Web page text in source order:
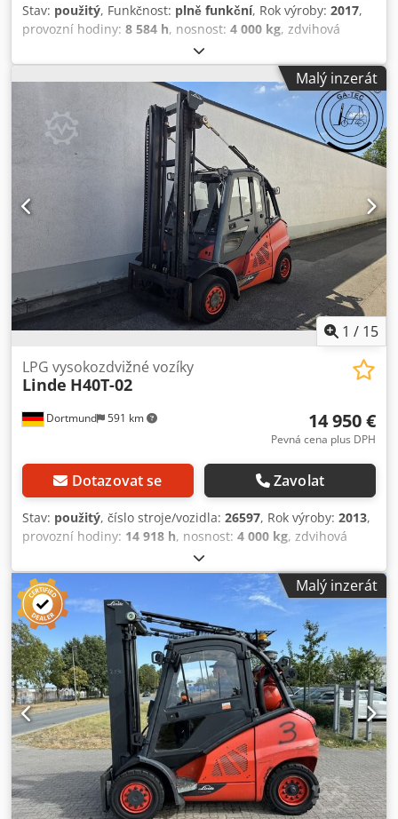
Stav: použitý, Funkčnost: plně funkční, Rok výroby: 2017,
provozní hodiny: 8 584 h, nosnost: 4 000 kg, zdvihová
, volný zdvih:150 mm
typ stožáru:simplex, stavební výška:2 600 mm, typ
pohonu:Treibgas, vysokozdvižný vozík na LPG Těžiště
nákladu: 500 Typ stožáru: Standardní Technický stav:
dobrý Typ předních pneumatik: Superelastické Stav
předních pneumatik: 40-60 % Typ zadních pneumatik:
Superelastic Stav zadních pneumatik: 60 - 80% Csdpexb
Hfgjfx Apdjha Popis: Vozidlo je UVV - zkontrolováno. Stroj je
před dodáním servisován a vyčištěn. Na přání lze stroj za
příplatek nalakovat. Boční posuv, polohovací vidlice,
současná norma stožáru 3700 + ZVG Třetí ventil, čtvrtý
ventil, zadní pracovní světla, přední pracovní světla,
polokapotáž,
Malý inzerát
1 / 15
Dortmund 591 km
LPG vysokozdvižné vozíky
Linde H40T-02
14 950 €
Pevná cena plus DPH
Dotazovat se Zavolat
Stav: použitý, číslo stroje/vozidla: 26597, Rok výroby: 2013,
provozní hodiny: 14 918 h, nosnost: 4 000 kg, zdvihová
plyn
stavební výška:3 330 mm, Vybavení:kabina, Zařízení č.
26597 Detaily stroje: Rok výroby: 2013 Nosnost: 4000 kg
Výška zdvihu: 5000 mm Odečtené provozní hodiny: 14 918
h Typ stožáru: standardní Výška stožáru: 3330 mm Délka/
šířka/výška: 3000 / 1450 / 2370 mm Provozní hmotnost:
6170 kg ---- Výbava: * Ochranná střecha * 3. ventil * 4.
ventil * Uzavřená kabina * Topení * Pracovní světlomety
vpředu * Pracovní světlomety vzadu ---- Další informace o
zařízení: Chodpfxjy T N N Uj Apdsa Bluespot ---- U
provozních hodin se obecně jedná o odečtené hodnoty.
Rádi Vám zajistíme vhodnou dopravu. Okamžitě k dispozici
dalších 250–300 vysokozdvižných vozíků, přídavných
zařízení a zametacích strojů. Samozřejmě i k pronájmu!
Malý inzerát